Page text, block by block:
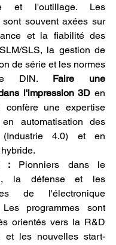
et l'outillage. Les
sont souvent axées sur
et la fiabilité des
SLS, la gestion de
de série et les normes
DIN. Faire une
l'impression 3D en
confère une expertise
en automatisation des
(Industrie 4.0) et en
: Pionniers dans le
la défense et les
de l'électronique
Les programmes sont
orientés vers la R&D
et les nouvelles start-